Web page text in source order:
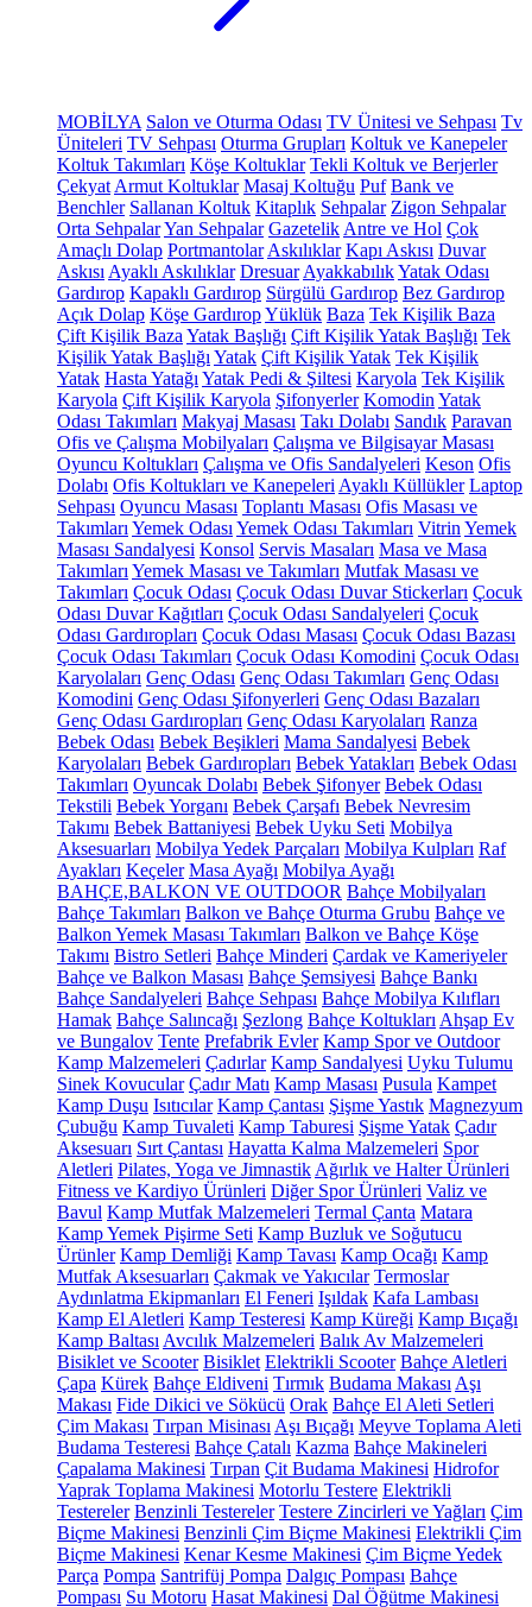
MOBİLYA Salon ve Oturma Odası TV Ünitesi ve Sehpası Tv
Üniteleri TV Sehpası Oturma Grupları Koltuk ve Kanepeler
Koltuk Takımları Köşe Koltuklar Tekli Koltuk ve Berjerler
Çekyat Armut Koltuklar Masaj Koltuğu Puf Bank ve
Benchler Sallanan Koltuk Kitaplık Sehpalar Zigon Sehpalar
Orta SehpalarYan Sehpalar Gazetelik Antre ve Hol Çok
Amaçlı Dolap Portmantolar Askılıklar Kapı Askısı Duvar
Askısı Ayaklı Askılıklar Dresuar AyakkabılıkYatak Odası
Gardırop Kapaklı Gardırop Sürgülü Gardırop Bez Gardırop
Açık Dolap Köşe GardıropYüklük Baza Tek Kişilik Baza
Çift Kişilik Baza Yatak Başlığı Çift Kişilik Yatak Başlığı Tek
Kişilik Yatak Başlığı Yatak Çift Kişilik Yatak Tek Kişilik
Yatak Hasta Yatağı Yatak Pedi & Şiltesi Karyola Tek Kişilik
Karyola Çift Kişilik Karyola Şifonyerler Komodin Yatak
Odası Takımları Makyaj Masası Takı Dolabı Sandık Paravan
Ofis ve Çalışma Mobilyaları Çalışma ve Bilgisayar Masası
Oyuncu Koltukları Çalışma ve Ofis Sandalyeleri Keson Ofis
Dolabı Ofis Koltukları ve Kanepeleri Ayaklı Küllükler Laptop
Sehpası Oyuncu Masası Toplantı Masası Ofis Masası ve
Takımları Yemek Odası Yemek Odası Takımları Vitrin Yemek
Masası Sandalyesi Konsol Servis Masaları Masa ve Masa
Takımları Yemek Masası ve Takımları Mutfak Masası ve
Takımları Çocuk Odası Çocuk Odası Duvar Stickerları Çocuk
Odası Duvar Kağıtları Çocuk Odası Sandalyeleri Çocuk
Odası Gardıropları Çocuk Odası Masası Çocuk Odası Bazası
Çocuk Odası Takımları Çocuk Odası Komodini Çocuk Odası
Karyolaları Genç Odası Genç Odası Takımları Genç Odası
Komodini Genç Odası Şifonyerleri Genç Odası Bazaları
Genç Odası Gardıropları Genç Odası Karyolaları Ranza
Bebek Odası Bebek Beşikleri Mama Sandalyesi Bebek
Karyolaları Bebek Gardıropları Bebek Yatakları Bebek Odası
Takımları Oyuncak Dolabı Bebek Şifonyer Bebek Odası
Tekstili Bebek Yorganı Bebek Çarşafı Bebek Nevresim
Takımı Bebek Battaniyesi Bebek Uyku Seti Mobilya
Aksesuarları Mobilya Yedek Parçaları Mobilya Kulpları Raf
Ayakları Keçeler Masa Ayağı Mobilya Ayağı
BAHÇE,BALKON VE OUTDOOR Bahçe Mobilyaları
Bahçe Takımları Balkon ve Bahçe Oturma Grubu Bahçe ve
Balkon Yemek Masası Takımları Balkon ve Bahçe Köşe
Takımı Bistro Setleri Bahçe Minderi Çardak ve Kameriyeler
Bahçe ve Balkon Masası Bahçe Şemsiyesi Bahçe Bankı
Bahçe Sandalyeleri Bahçe Sehpası Bahçe Mobilya Kılıfları
Hamak Bahçe Salıncağı Şezlong Bahçe Koltukları Ahşap Ev
ve Bungalov Tente Prefabrik Evler Kamp Spor ve Outdoor
Kamp Malzemeleri Çadırlar Kamp Sandalyesi Uyku Tulumu
Sinek Kovucular Çadır Matı Kamp Masası Pusula Kampet
Kamp Duşu Isıtıcılar Kamp Çantası Şişme Yastık Magnezyum
Çubuğu Kamp Tuvaleti Kamp Taburesi Şişme Yatak Çadır
Aksesuarı Sırt Çantası Hayatta Kalma Malzemeleri Spor
Aletleri Pilates, Yoga ve Jimnastik Ağırlık ve Halter Ürünleri
Fitness ve Kardiyo Ürünleri Diğer Spor Ürünleri Valiz ve
Bavul Kamp Mutfak Malzemeleri Termal Çanta Matara
Kamp Yemek Pişirme Seti Kamp Buzluk ve Soğutucu
Ürünler Kamp Demliği Kamp Tavası Kamp Ocağı Kamp
Mutfak Aksesuarları Çakmak ve Yakıcılar Termoslar
Aydınlatma Ekipmanları El Feneri Işıldak Kafa Lambası
Kamp El Aletleri Kamp Testeresi Kamp Küreği Kamp Bıçağı
Kamp Baltası Avcılık Malzemeleri Balık Av Malzemeleri
Bisiklet ve Scooter Bisiklet Elektrikli Scooter Bahçe Aletleri
Çapa Kürek Bahçe Eldiveni Tırmık Budama Makası Aşı
Makası Fide Dikici ve Sökücü Orak Bahçe El Aleti Setleri
Çim Makası Tırpan Misinası Aşı Bıçağı Meyve Toplama Aleti
Budama Testeresi Bahçe Çatalı Kazma Bahçe Makineleri
Çapalama Makinesi Tırpan Çit Budama Makinesi Hidrofor
Yaprak Toplama Makinesi Motorlu Testere Elektrikli
Testereler Benzinli Testereler Testere Zincirleri ve Yağları Çim
Biçme Makinesi Benzinli Çim Biçme Makinesi Elektrikli Çim
Biçme Makinesi Kenar Kesme Makinesi Çim Biçme Yedek
Parça Pompa Santrifüj Pompa Dalgıç Pompası Bahçe
Pompası Su Motoru Hasat Makinesi Dal Öğütme Makinesi